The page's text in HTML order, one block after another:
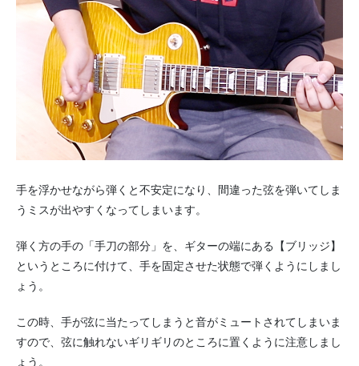
手を浮かせながら弾くと不安定になり、間違った弦を弾いてしま
うミスが出やすくなってしまいます。
弾く方の手の「手刀の部分」を、ギターの端にある【ブリッジ】
というところに付けて、手を固定させた状態で弾くようにしまし
ょう。
この時、手が弦に当たってしまうと音がミュートされてしまいま
すので、弦に触れないギリギリのところに置くように注意しまし
ょう。